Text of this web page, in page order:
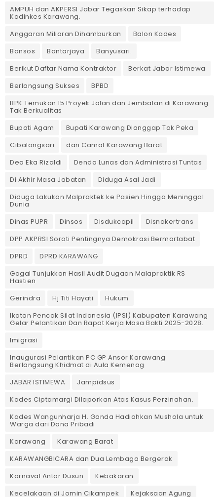
AMPUH dan AKPERSI Jabar Tegaskan Sikap terhadap
Kadinkes Karawang.
Anggaran Miliaran Dihamburkan
Balon Kades
Bansos
Bantarjaya
Banyusari.
Berikut Daftar Nama Kontraktor
Berkat Jabar Istimewa
Berlangsung Sukses
BPBD
BPK Temukan 15 Proyek Jalan dan Jembatan di Karawang
Tak Berkualitas
Bupati Agam
Bupati Karawang Dianggap Tak Peka
Cibalongsari
dan Camat Karawang Barat
Dea Eka Rizaldi
Denda Lunas dan Administrasi Tuntas
‎Di Akhir Masa Jabatan
Diduga Asal Jadi
Diduga Lakukan Malpraktek ke Pasien Hingga Meninggal
Dunia
Dinas PUPR
Dinsos Disdukcapil
Disnakertrans
DPP AKPRSI Soroti Pentingnya Demokrasi Bermartabat
DPRD
DPRD KARAWANG
Gagal Tunjukkan Hasil Audit Dugaan Malapraktik RS
Hastien
Gerindra
Hj Titi Hayati
Hukum
Ikatan Pencak Silat Indonesia (IPSI) Kabupaten Karawang
Gelar Pelantikan Dan Rapat Kerja Masa Bakti 2025-2028.
Imigrasi
Inaugurasi Pelantikan PC GP Ansor Karawang
Berlangsung Khidmat di Aula Kemenag
JABAR ISTIMEWA
Jampidsus
Kades Ciptamargi Dilaporkan Atas Kasus Perzinahan.
Kades Wangunharja H. Ganda Hadiahkan Mushola untuk
Warga dari Dana Pribadi ‎
Karawang
Karawang Barat
KARAWANGBICARA dan Dua Lembaga Bergerak
Karnaval Antar Dusun
Kebakaran
Kecelakaan di Jomin Cikampek
Kejaksaan Agung